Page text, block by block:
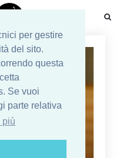
per gestire
del sito.
questa
Se vuoi
parte relativa
più